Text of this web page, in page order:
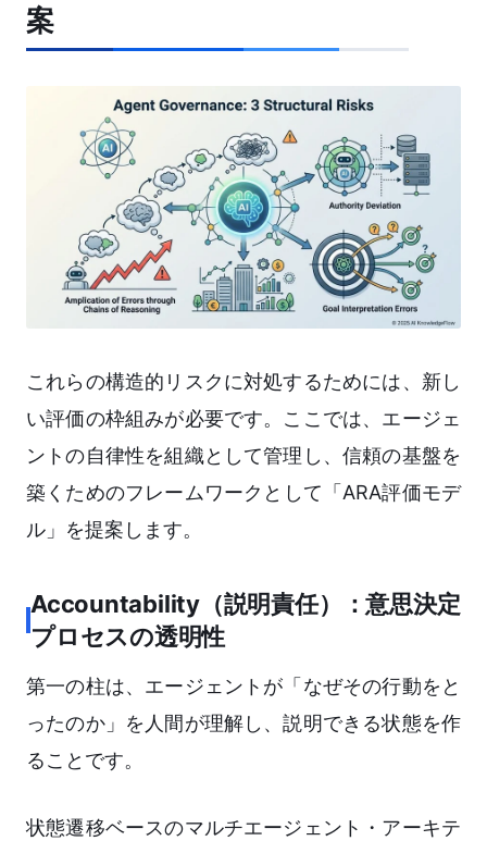
案
これらの構造的リスクに対処するためには、新し
い評価の枠組みが必要です。ここでは、エージェ
ントの自律性を組織として管理し、信頼の基盤を
築くためのフレームワークとして「ARA評価モデ
ル」を提案します。
Accountability（説明責任）：意思決定
プロセスの透明性
第一の柱は、エージェントが「なぜその行動をと
ったのか」を人間が理解し、説明できる状態を作
ることです。
状態遷移ベースのマルチエージェント・アーキテ